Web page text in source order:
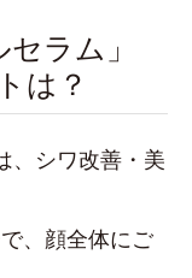
ラム」
は？
、シワ改善・美
、顔全体にご